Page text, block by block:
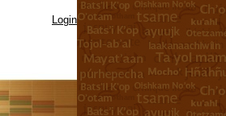
Login